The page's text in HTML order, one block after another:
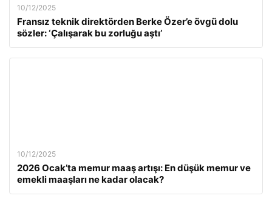
10/12/2025
Fransız teknik direktörden Berke Özer’e övgü dolu
sözler: ‘Çalışarak bu zorluğu aştı’
10/12/2025
2026 Ocak’ta memur maaş artışı: En düşük memur ve
emekli maaşları ne kadar olacak?